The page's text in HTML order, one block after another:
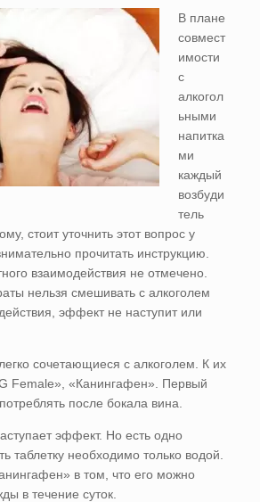
В плане
совмест
имости
с
алкогол
ьными
напитка
ми
каждый
возбуди
тель
стоит уточнить этот вопрос у
прочитать инструкцию.
взаимодействия не отмечено.
нельзя смешивать с алкоголем
эффект не наступит или
сочетающиеся с алкоголем. К их
Female», «Канингафен». Первый
после бокала вина.
эффект. Но есть одно
таблетку необходимо только водой.
в том, что его можно
в течение суток.